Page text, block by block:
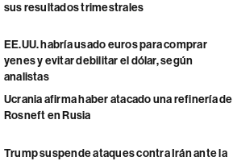
sus resultados trimestrales
EE.UU. habría usado euros para comprar
yenes y evitar debilitar el dólar, según
analistas
Ucrania afirma haber atacado una refinería de
Rosneft en Rusia
Trump suspende ataques contra Irán ante la